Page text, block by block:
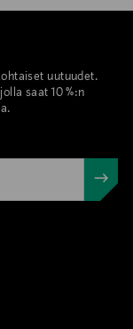
uutuudet.
saat 10 %:n